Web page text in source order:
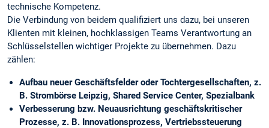
technische Kompetenz.
Die Verbindung von beidem qualifiziert uns dazu, bei unseren
Klienten mit kleinen, hochklassigen Teams Verantwortung an
Schlüsselstellen wichtiger Projekte zu übernehmen. Dazu
zählen:
Aufbau neuer Geschäftsfelder oder Tochtergesellschaften, z.
B. Strombörse Leipzig, Shared Service Center, Spezialbank
Verbesserung bzw. Neuausrichtung geschäftskritischer
Prozesse, z. B. Innovationsprozess, Vertriebssteuerung